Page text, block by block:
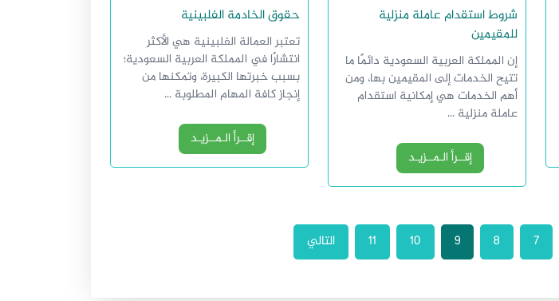
شروط استقدام عاملة منزلية
للمقيمين
إن المملكة العربية السعودية دائمًا ما
تتيح الخدمات إلى المقيمين بها، ومن
أهم الخدمات هي إمكانية استقدام
عاملة منزلية ...
إقــرأ الـمــزيـد
حقوق الخادمة الفلبينية
تعتبر العمالة الفلبينية هي الأكثر
انتشارًا في المملكة العربية السعودية؛
بسبب خبرتها الكبيرة، وتمكنها من
إنجاز كافة المهام المطلوبة ...
إقــرأ الـمــزيـد
7
8
9
10
11 التالي